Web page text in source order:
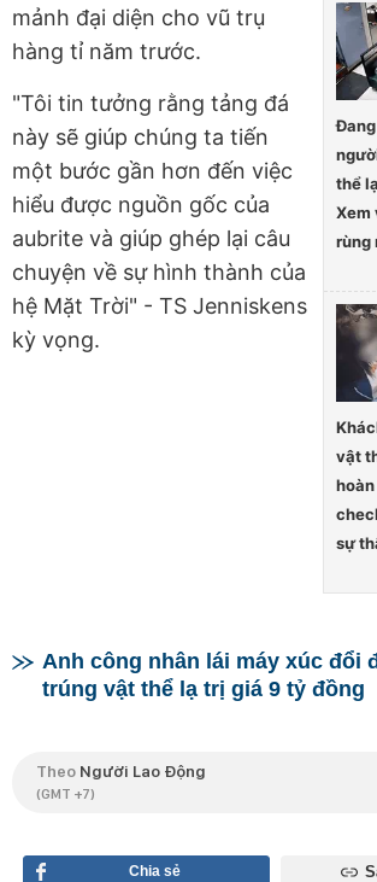
thể
Xem
rùng
vật
sự
mảnh đại diện cho vũ trụ
hàng tỉ năm trước.
"Tôi tin tưởng rằng tảng đá
này sẽ giúp chúng ta tiến
một bước gần hơn đến việc
hiểu được nguồn gốc của
aubrite và giúp ghép lại câu
chuyện về sự hình thành của
hệ Mặt Trời" - TS Jenniskens
kỳ vọng.
Anh công nhân lái máy xúc đổi
trúng vật thể lạ trị giá 9 tỷ đồng
Theo Người Lao Động
(GMT +7)
Chia sẻ